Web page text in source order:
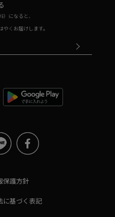
になると、
くお届けします。
保護方針
に基づく表記